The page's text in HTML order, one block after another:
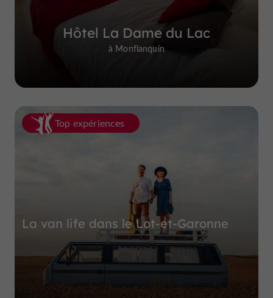
Hôtel La Dame du Lac
à Monflanquin
Top expériences
La van life dans le Lot-et-Garonne